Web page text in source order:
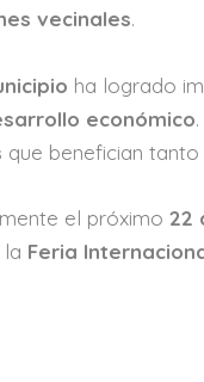
vecinales.
ha logrado
económico
que benefician
el próximo22
Feria